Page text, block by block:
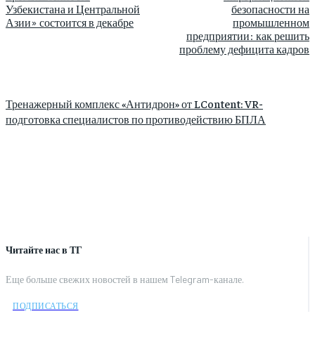
Читайте нас в ТГ
Еще больше свежих новостей в нашем Telegram-канале.
ПОДПИСАТЬСЯ
Узбекистана и Центральной
Азии» состоится в декабре
безопасности на
промышленном
предприятии: как решить
проблему дефицита кадров
Тренажерный комплекс «Антидрон» от LContent: VR-
подготовка специалистов по противодействию БПЛА